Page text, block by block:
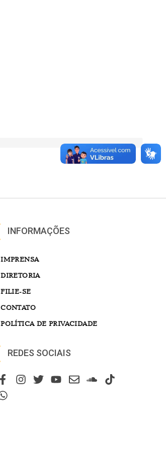
INFORMAÇÕES
IMPRENSA
DIRETORIA
FILIE-SE
CONTATO
POLÍTICA DE PRIVACIDADE
REDES SOCIAIS